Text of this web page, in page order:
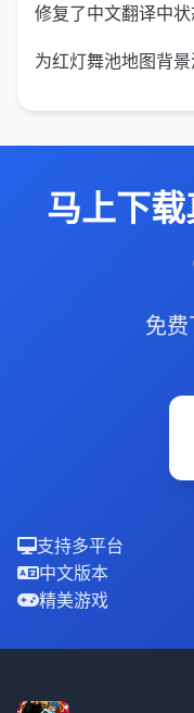
修复了中文翻译中
为红灯舞池地图背
马上下
免
支持多平台
中文版本
精美游戏